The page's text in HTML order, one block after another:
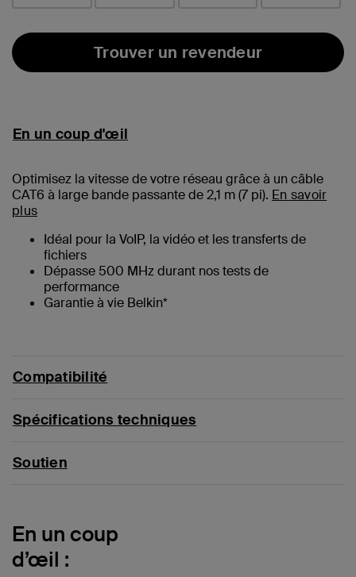
Trouver un revendeur
En un coup d'œil
Optimisez la vitesse de votre réseau grâce à un câble
CAT6 à large bande passante de 2,1 m (7pi). En savoir
plus
Idéal pour la VoIP, la vidéo et les transferts de
fichiers
Dépasse 500 MHz durant nos tests de
performance
Garantie à vie Belkin*
Compatibilité
Spécifications techniques
Soutien
En un coup
d’œil :